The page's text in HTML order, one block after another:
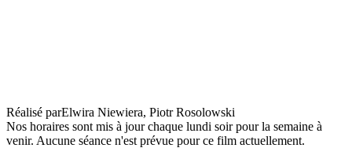
Réalisé parElwira Niewiera, Piotr Rosolowski
Nos horaires sont mis à jour chaque lundi soir pour la semaine à
venir. Aucune séance n'est prévue pour ce film actuellement.